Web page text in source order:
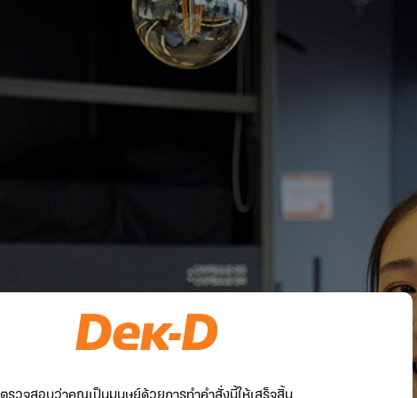
ตรวจสอบว่าคุณเป็นมนุษย์ด้วยการทำคำสั่งนี้ให้เสร็จสิ้น